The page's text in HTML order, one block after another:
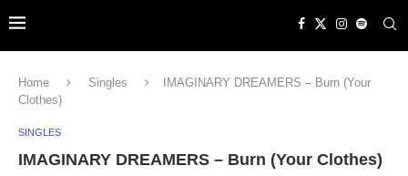
Home Singles
IMAGINARY DREAMERS – Burn (Your
Clothes)
SINGLES
IMAGINARY DREAMERS – Burn (Your Clothes)